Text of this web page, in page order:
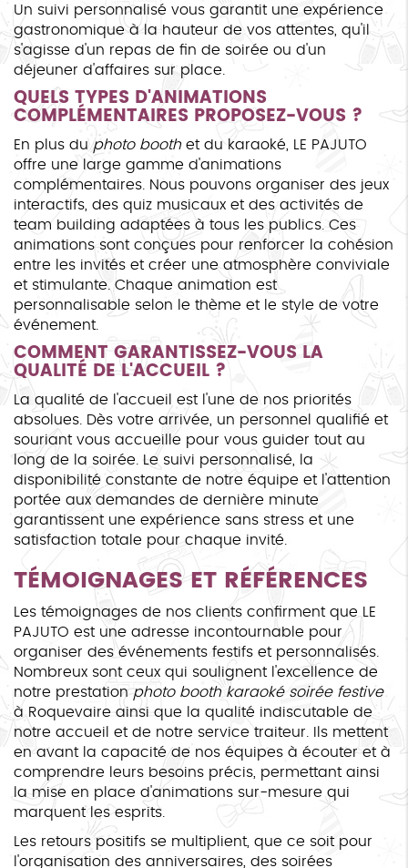
Un suivi personnalisé vous garantit une expérience
gastronomique à la hauteur de vos attentes, qu'il
s'agisse d'un repas de fin de soirée ou d'un
déjeuner d'affaires sur place.
QUELS TYPES D'ANIMATIONS
COMPLÉMENTAIRES PROPOSEZ-VOUS ?
En plus du photo booth et du karaoké, LE PAJUTO
offre une large gamme d'animations
complémentaires. Nous pouvons organiser des jeux
interactifs, des quiz musicaux et des activités de
team building adaptées à tous les publics. Ces
animations sont conçues pour renforcer la cohésion
entre les invités et créer une atmosphère conviviale
et stimulante. Chaque animation est
personnalisable selon le thème et le style de votre
événement.
COMMENT GARANTISSEZ-VOUS LA
QUALITÉ DE L'ACCUEIL ?
La qualité de l'accueil est l'une de nos priorités
absolues. Dès votre arrivée, un personnel qualifié et
souriant vous accueille pour vous guider tout au
long de la soirée. Le suivi personnalisé, la
disponibilité constante de notre équipe et l'attention
portée aux demandes de dernière minute
garantissent une expérience sans stress et une
satisfaction totale pour chaque invité.
TÉMOIGNAGES ET RÉFÉRENCES
Les témoignages de nos clients confirment que LE
PAJUTO est une adresse incontournable pour
organiser des événements festifs et personnalisés.
Nombreux sont ceux qui soulignent l'excellence de
notre prestationphoto booth karaoké soirée festive
à Roquevaire ainsi que la qualité indiscutable de
notre accueil et de notre service traiteur. Ils mettent
en avant la capacité de nos équipes à écouter et à
comprendre leurs besoins précis, permettant ainsi
la mise en place d'animations sur-mesure qui
marquent les esprits.
Les retours positifs se multiplient, que ce soit pour
l'organisation des anniversaires, des soirées